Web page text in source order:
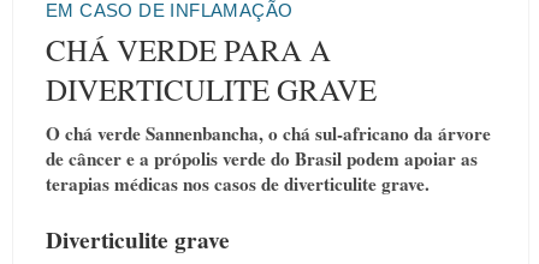
EM CASO DE INFLAMAÇÃO
CHÁ VERDE PARA A
DIVERTICULITE GRAVE
O chá verde Sannenbancha, o chá sul-africano da árvore
de câncer e a própolis verde do Brasil podem apoiar as
terapias médicas nos casos de diverticulite grave.
Diverticulite grave